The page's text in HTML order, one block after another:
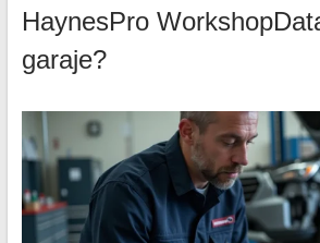
HaynesPro
garaje?